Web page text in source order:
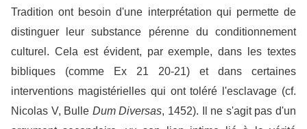
Tradition ont besoin d'une interprétation qui permette de
distinguer leur substance pérenne du conditionnement
culturel. Cela est évident, par exemple, dans les textes
bibliques (comme Ex 21 20-21) et dans certaines
interventions magistérielles qui ont toléré l'esclavage (cf.
Nicolas V, Bulle Dum Diversas, 1452). Il ne s'agit pas d'un